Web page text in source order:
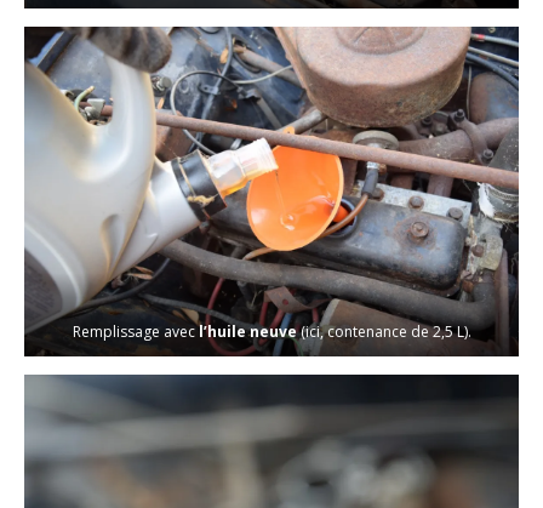
Remplissage avecl’huile neuve(ici, contenance de 2,5 L).